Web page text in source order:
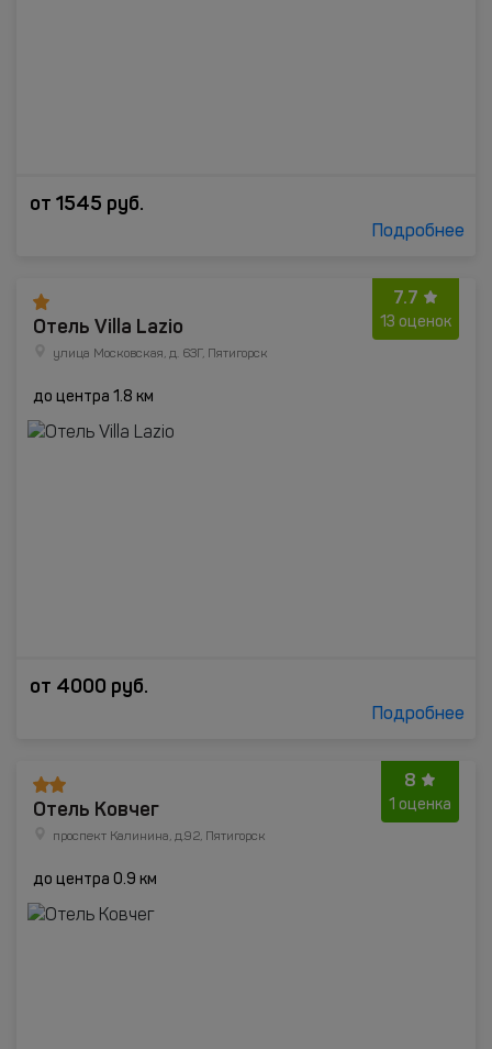
от 1545 руб.
Подробнее
7.7
13 оценок
Отель Villa Lazio
улица Московская, д. 63Г, Пятигорск
до центра 1.8 км
от 4000 руб.
Подробнее
8
1 оценка
Отель Ковчег
проспект Калинина, д.92, Пятигорск
до центра 0.9 км